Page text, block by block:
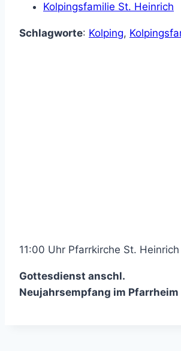
Kolpingsfamilie St. Heinrich
Schlagworte: Kolping,
11:00 Uhr Pfarrkirche St. Heinrich
Gottesdienst anschl.
Neujahrsempfang im Pfarrheim